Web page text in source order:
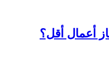
أعمال أقل؟